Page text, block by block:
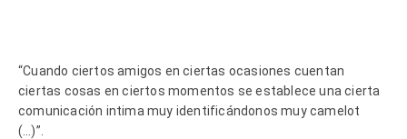
“Cuando ciertos amigos en ciertas ocasiones cuentan
ciertas cosas en ciertos momentos se establece una cierta
comunicación intima muy identificándonos muy camelot
(…)”.